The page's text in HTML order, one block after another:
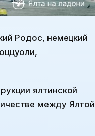
Родос, немецкий
ялтинской
между Ялтой